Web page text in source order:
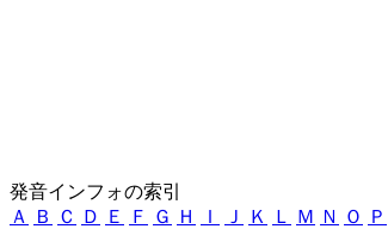
発音インフォの索引
Ａ
Ｂ Ｃ Ｄ Ｅ Ｆ Ｇ Ｈ Ｉ Ｊ Ｋ Ｌ Ｍ Ｎ Ｏ Ｐ